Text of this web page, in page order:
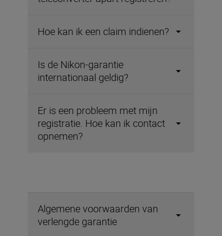
Hoe kan ik een claim indienen?
Is de Nikon-garantie
internationaal geldig?
Er is een probleem met mijn
registratie. Hoe kan ik contact
opnemen?
Algemene voorwaarden van
verlengde garantie